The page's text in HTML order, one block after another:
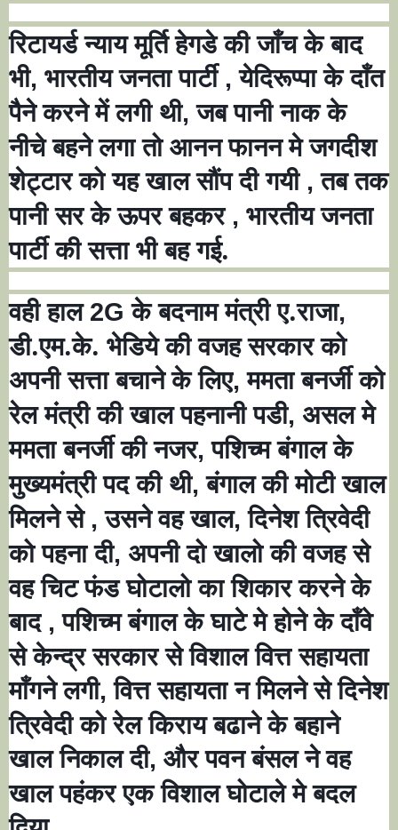
रिटायर्ड न्याय मूर्ति हेगडे की जाँच के बाद
भी, भारतीय जनता पार्टी ,येदिरूप्पा के दाँत
पैने करने में लगी थी,जब पानी नाक के
नीचे बहने लगा तो आनन फानन मे जगदीश
शेट्टार को यह खाल सौंप दी गयी ,तब तक
पानी सर के ऊपर बहकर , भारतीय जनता
पार्टी की सत्ता भी बह गई.
वही हाल 2Gके बदनाम मंत्री ए.राजा,
डी.एम.के. भेडिये की वजह सरकार को
अपनी सत्ता बचाने के लिए,ममता बनर्जी को
रेल मंत्री की खाल पहनानी पडी, असल मे
ममता बनर्जी की नजर,पशिच्म बंगाल के
मुख्यमंत्री पद की थी,बंगाल की मोटी खाल
मिलने से ,उसने वह खाल,दिनेश त्रिवेदी
को पहना दी, अपनी दो खालो की वजह से
वह चिट फंड घोटालो का शिकार करने के
बाद ,पशिच्म बंगाल के घाटे मे होने के दाँवे
से केन्द्र सरकार से विशाल वित्त सहायता
माँगने लगी,वित्त सहायता न मिलने से दिनेश
त्रिवेदी को रेल किराय बढाने के बहाने
खाल निकाल दी, और पवन बंसल ने वह
खाल पहंकर एक विशाल घोटाले मे बदल